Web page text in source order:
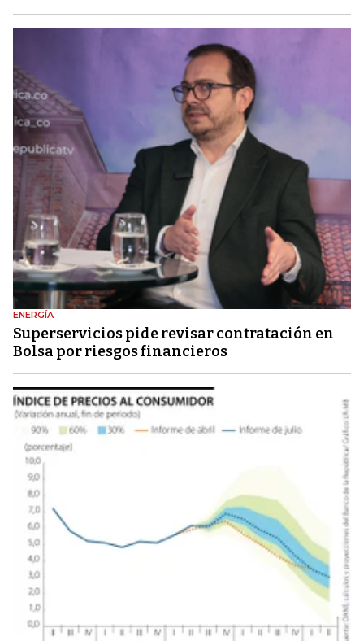
ENERGÍA
Superservicios pide revisar contratación en
Bolsa por riesgos financieros